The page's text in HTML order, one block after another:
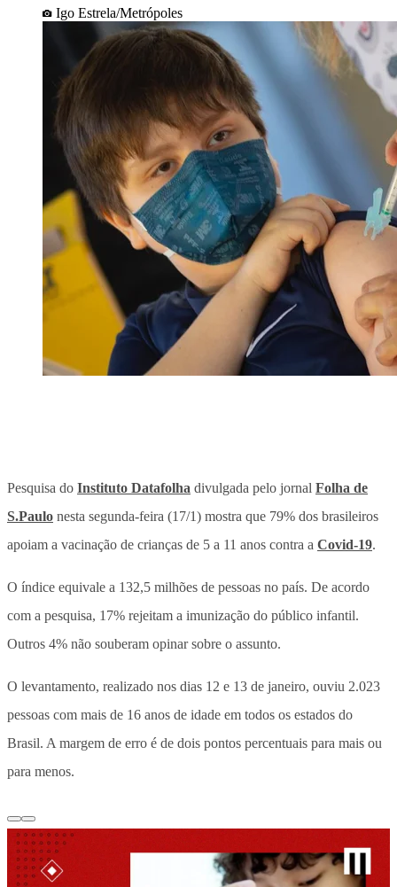
Igo Estrela/Metrópoles
Pesquisa do Instituto Datafolha divulgada pelo jornal Folha de
S.Paulo nesta segunda-feira (17/1) mostra que 79% dos brasileiros
apoiam a vacinação de crianças de 5 a 11 anos contra a Covid-19.
O índice equivale a 132,5 milhões de pessoas no país. De acordo
com a pesquisa, 17% rejeitam a imunização do público infantil.
Outros 4% não souberam opinar sobre o assunto.
O levantamento, realizado nos dias 12 e 13 de janeiro, ouviu 2.023
pessoas com mais de 16 anos de idade em todos os estados do
Brasil. A margem de erro é de dois pontos percentuais para mais ou
para menos.